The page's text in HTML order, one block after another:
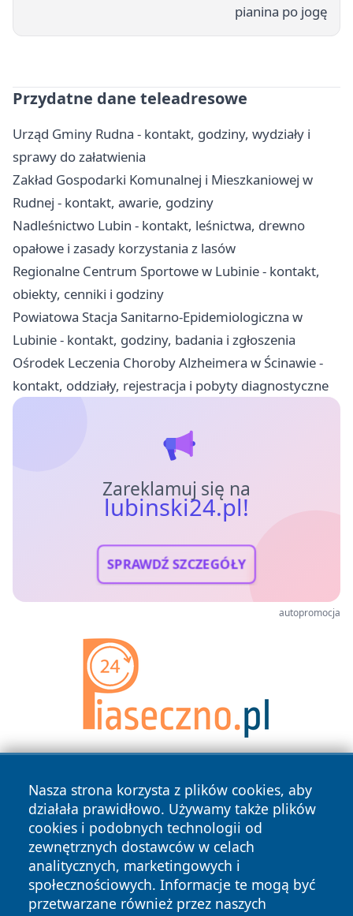
pianina po jogę
Przydatne dane teleadresowe
Urząd Gminy Rudna - kontakt, godziny, wydziały i
sprawy do załatwienia
Zakład Gospodarki Komunalnej i Mieszkaniowej w
Rudnej - kontakt, awarie, godziny
Nadleśnictwo Lubin - kontakt, leśnictwa, drewno
opałowe i zasady korzystania z lasów
Regionalne Centrum Sportowe w Lubinie - kontakt,
obiekty, cenniki i godziny
Powiatowa Stacja Sanitarno-Epidemiologiczna w
Lubinie - kontakt, godziny, badania i zgłoszenia
Ośrodek Leczenia Choroby Alzheimera w Ścinawie -
kontakt, oddziały, rejestracja i pobyty diagnostyczne
Zareklamuj się na
lubinski24.pl!
SPRAWDŹ SZCZEGÓŁY
autopromocja
Nasza strona korzysta z plików cookies, aby
działała prawidłowo. Używamy także plików
cookies i podobnych technologii od
zewnętrznych dostawców w celach
analitycznych, marketingowych i
społecznościowych. Informacje te mogą być
przetwarzane również przez naszych
Copyright © 2026 lubinski24.pl Wszystkie prawa zastrzeżone.